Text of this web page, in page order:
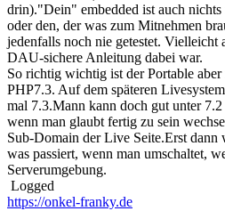
drin)."Dein" embedded ist auch
oder den, der was zum Mitnehmen
jedenfalls noch nie getestet. Vielleicht
DAU-sichere Anleitung dabei war.
So richtig wichtig ist der Portable
PHP7.3. Auf dem späteren
mal 7.3.Mann kann doch gut unter
wenn man glaubt fertig zu sein
Sub-Domain der Live Seite.Erst
was passiert, wenn man umschaltet,
Serverumgebung.
Logged
https://onkel-franky.de